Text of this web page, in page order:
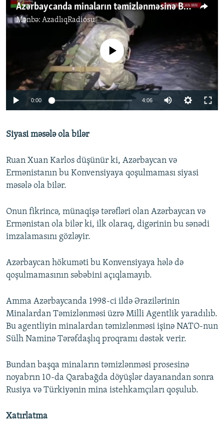
Azərbaycanda minaların təmizlənməsinə BMT niyə qoşula bilmir?
Mənbə: AzadlıqRadiosu
720p 1080p
No media source currently available
0:00 4:06
Siyasi məsələ ola bilər
Ruan Xuan Karlos düşünür ki, Azərbaycan və
Ermənistanın bu Konvensiyaya qoşulmaması siyasi
məsələ ola bilər.
Onun fikrincə, münaqişə tərəfləri olan Azərbaycan və
Ermənistan ola bilər ki, ilk olaraq, digərinin bu sənədi
imzalamasını gözləyir.
Azərbaycan hökuməti bu Konvensiyaya hələ də
qoşulmamasının səbəbini açıqlamayıb.
Amma Azərbaycanda 1998-ci ildə Ərazilərinin
Minalardan Təmizlənməsi üzrə Milli Agentlik yaradılıb.
Bu agentliyin minalardan təmizlənməsi işinə NATO-nun
Sülh Naminə Tərəfdaşlıq proqramı dəstək verir.
Bundan başqa minaların təmizlənməsi prosesinə
noyabrın 10-da Qarabağda döyüşlər dayanandan sonra
Rusiya və Türkiyənin mina istehkamçıları qoşulub.
Xatırlatma